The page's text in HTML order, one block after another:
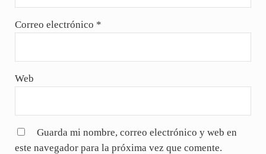
Correo electrónico *
Web
Guarda mi nombre, correo electrónico y web en
este navegador para la próxima vez que comente.